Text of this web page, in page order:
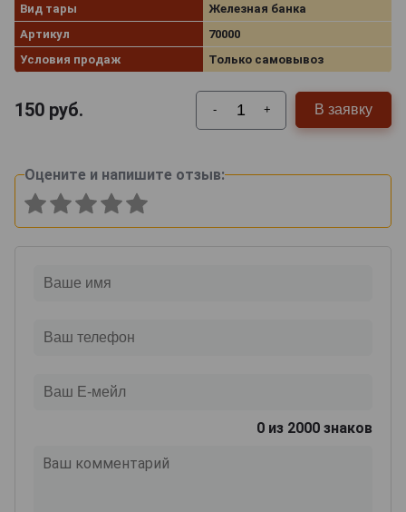
Вид тары
Железная банка
Артикул
70000
Условия продаж
Только самовывоз
150 руб. - + В заявку
Оцените и напишите отзыв:
0 из 2000 знаков